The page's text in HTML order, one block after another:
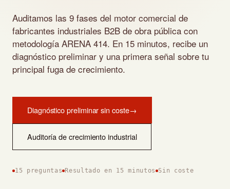
Auditamos las 9 fases del motor comercial de
fabricantes industriales B2B de obra pública con
metodología ARENA 414. En 15 minutos, recibe un
diagnóstico preliminar y una primera señal sobre tu
principal fuga de crecimiento.
Diagnóstico preliminar sin coste→
Auditoría de crecimiento industrial
15 preguntas Resultado en 15 minutos Sin coste